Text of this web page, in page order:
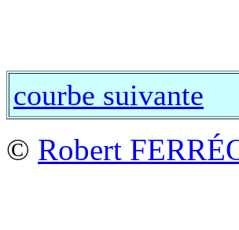
courbe suivante
© Robert